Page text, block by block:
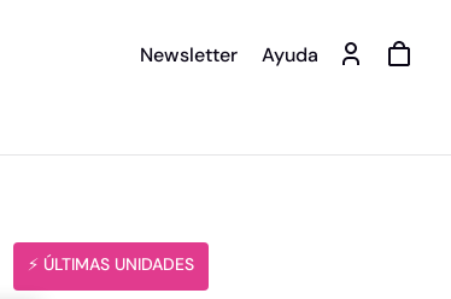
Newsletter Ayuda
️⚡ ÚLTIMAS UNIDADES